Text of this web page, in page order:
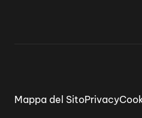
Mappa del SitoPrivacy